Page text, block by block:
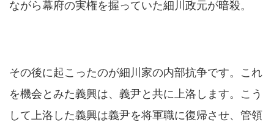
ながら幕府の実権を握っていた細川政元が暗殺。
その後に起こったのが細川家の内部抗争です。これ
を機会とみた義興は、義尹と共に上洛します。こう
して上洛した義興は義尹を将軍職に復帰させ、管領